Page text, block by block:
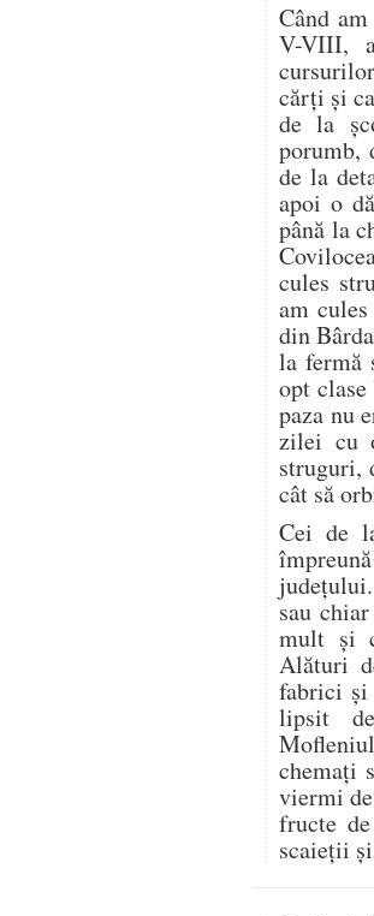
Când
V-VIII,
cărți și
de la
porumb,
de la
apoi o
până la
cules
am
din
la fermă
opt
paza nu
zilei cu
struguri,
cât să
Cei de
sau
mult și
Alături
fabrici
lipsit
chemați
viermi
fructe
scaieții